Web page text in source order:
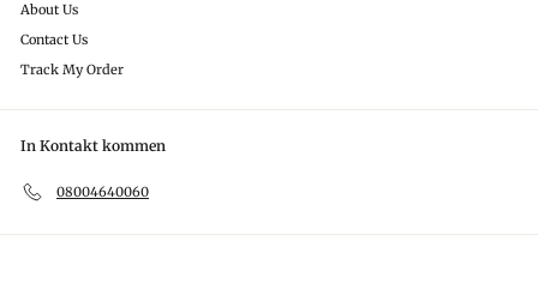
About Us
Contact Us
Track My Order
In Kontakt kommen
08004640060